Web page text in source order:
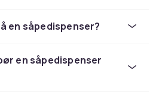
med refill, og er enklere å
eldre. Hos CDON finner du
en såpedispenser?
en såpedispenser